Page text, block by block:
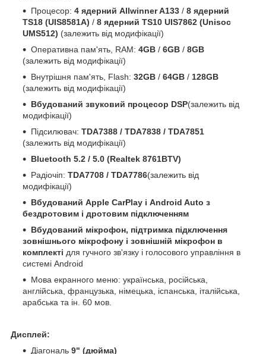
Процесор: 4 ядерний Allwinner A133 / 8 ядерний
TS18 (UIS8581A) / 8 ядерний TS10 UIS7862 (Unisoc
UMS512) (залежить від модифікації)
Оперативна пам'ять, RAM: 4GB / 6GB / 8GB
(залежить від модифікації)
Внутрішня пам'ять, Flash: 32GB / 64GB / 128GB
(залежить від модифікації)
Вбудований звуковий процесор DSP(залежить від
модифікації)
Підсилювач: TDA7388 / TDA7838 / TDA7851
(залежить від модифікації)
Bluetooth 5.2 / 5.0 (Realtek 8761BTV)
Радіочіп: TDA7708 / TDA7786(залежить від
модифікації)
Вбудований Apple CarPlay і Android Auto з
бездротовим і дротовим підключенням
Вбудований мікрофон, підтримка підключення
зовнішнього мікрофону і зовнішній мікрофон в
комплекті для гучного зв'язку і голосового управління в
системі Android
Мова екранного меню: українська, російська,
англійська, французька, німецька, іспанська, італійська,
арабська та ін. 60 мов.
Дисплей:
Діагональ 9" (дюйма)